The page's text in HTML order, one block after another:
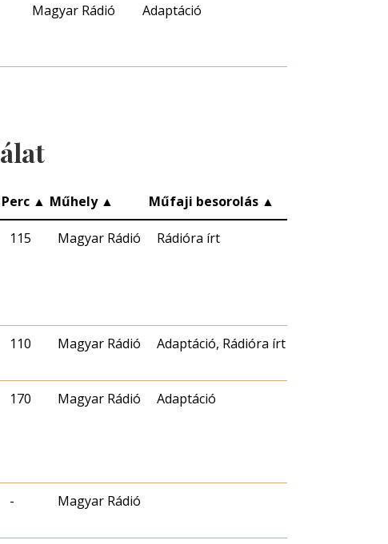
Magyar Rádió Adaptáció
Perc ▲ Műhely ▲ Műfaji besorolás ▲
115 Magyar Rádió Rádióra írt
110 Magyar Rádió Adaptáció, Rádióra írt
170 Magyar Rádió Adaptáció
- Magyar Rádió